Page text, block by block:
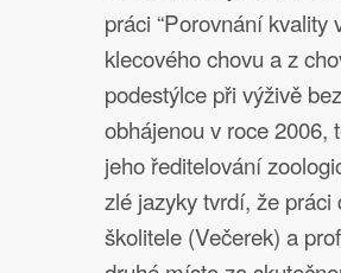
práci “Porovnání kvality
klecového chovu a z
podestýlce při výživě
obhájenou v roce 2006,
jeho ředitelování
zlé jazyky tvrdí, že práci
školitele (Večerek) a